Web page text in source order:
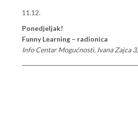
11.12.
Ponedjeljak!
Funny Learning – radionica
Info Centar Mogućnosti, Ivana Zajca